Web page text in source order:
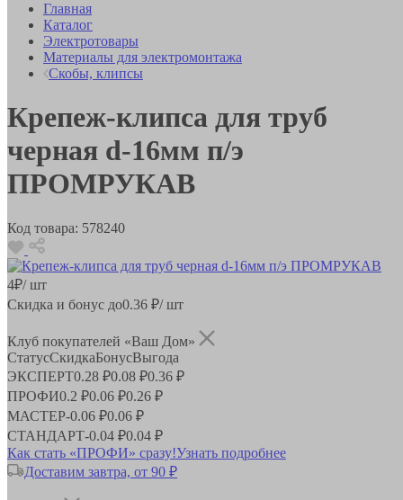
Главная
Каталог
Электротовары
Материалы для электромонтажа
Скобы, клипсы
Крепеж-клипса для труб
черная d-16мм п/э
ПРОМРУКАВ
Код товара: 578240
4₽/ шт
Скидка и бонус до0.36 ₽/ шт
Клуб покупателей «Ваш Дом»
СтатусСкидкаБонусВыгода
ЭКСПЕРТ0.28 ₽0.08 ₽0.36 ₽
ПРОФИ0.2 ₽0.06 ₽0.26 ₽
МАСТЕР-0.06 ₽0.06 ₽
СТАНДАРТ-0.04 ₽0.04 ₽
Как стать «ПРОФИ» сразу!Узнать подробнее
Доставим завтра, от 90 ₽